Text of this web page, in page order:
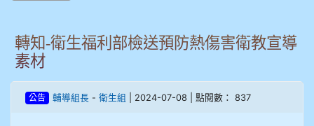
轉知-衛生福利部檢送預防熱傷害衛教宣導
素材
公告 輔導組長 - 衛生組 | 2024-07-08 | 點閱數： 837